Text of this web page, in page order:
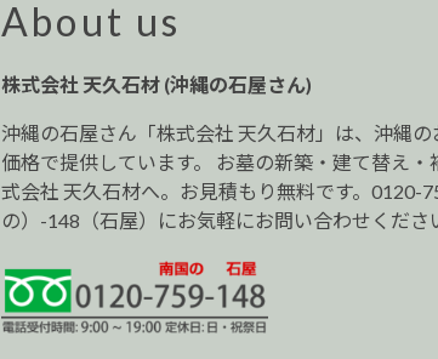
About us
株式会社 天久石材 (沖縄の石屋さん)
沖縄の石屋さん「株式会社 天久石材」は、沖縄
価格で提供しています。 お墓の新築・建て替え
式会社 天久石材へ。お見積もり無料です。0120-
の）-148（石屋）にお気軽にお問い合わせくださ